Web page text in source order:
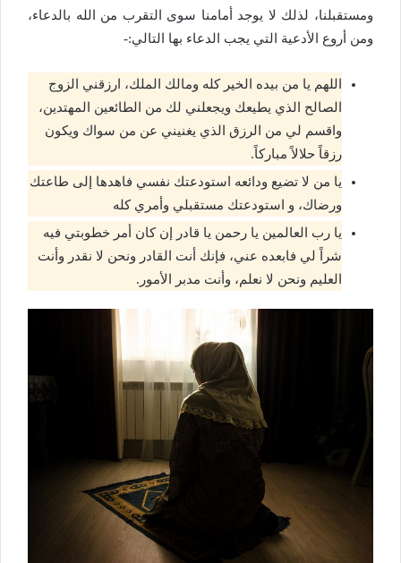
ومستقبلنا، لذلك لا يوجد أمامنا سوى التقرب من الله بالدعاء،
ومن أروع الأدعية التي يجب الدعاء بها التالي:-
اللهم يا من بيده الخير كله ومالك الملك، ارزقني الزوج
الصالح الذي يطيعك ويجعلني لك من الطائعين المهتدين،
واقسم لي من الرزق الذي يغنيني عن من سواك ويكون
رزقاً حلالاً مباركاً.
يا من لا تضيع ودائعه استودعتك نفسي فاهدها إلى طاعتك
ورضاك، و استودعتك مستقبلي وأمري كله
يا رب العالمين يا رحمن يا قادر إن كان أمر خطوبتي فيه
شراً لي فابعده عني، فإنك أنت القادر ونحن لا نقدر وأنت
العليم ونحن لا نعلم، وأنت مدبر الأمور.